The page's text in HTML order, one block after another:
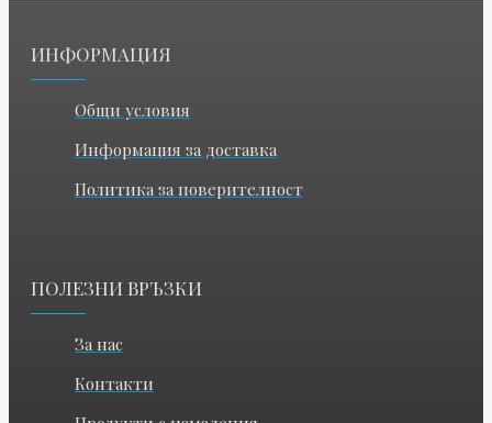
ИНФОРМАЦИЯ
Общи условия
Информация за доставка
Политика за поверителност
ПОЛЕЗНИ ВРЪЗКИ
За нас
Контакти